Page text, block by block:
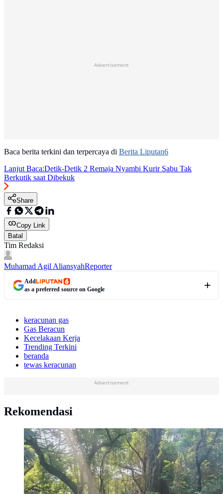
Advertisement
Baca berita terkini dan terpercaya di Berita Liputan6
Lanjut Baca:Detik-Detik 2 Remaja Nyambi Kurir Sabu Tak
Berkutik saat Dibekuk
Share
Copy Link
Batal
Tim Redaksi
Muhamad Agil AliansyahReporter
Add
as a preferred source on Google
keracunan gas
Gas Beracun
Kecelakaan Kerja
Trending Terkini
beranda
tewas keracunan
Advertisement
Rekomendasi